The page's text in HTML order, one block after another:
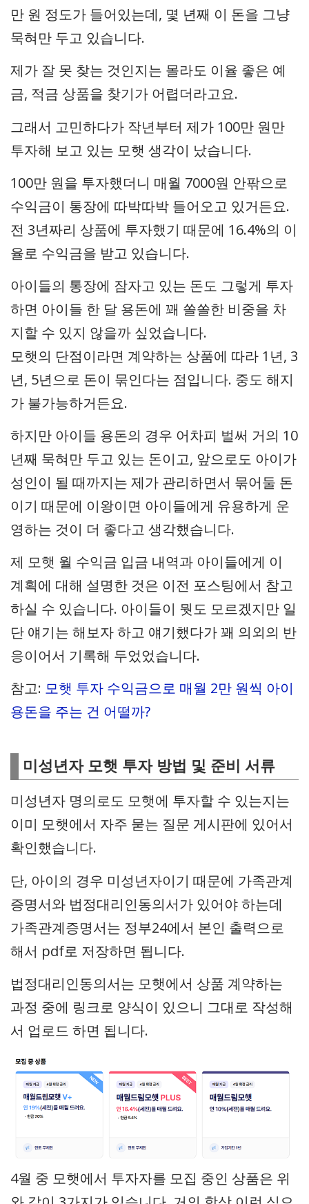
만 원 정도가 들어있는데, 몇 년째 이 돈을 그냥
묵혀만 두고 있습니다.
제가 잘 못 찾는 것인지는 몰라도 이율 좋은 예
금, 적금 상품을 찾기가 어렵더라고요.
그래서 고민하다가 작년부터 제가 100만 원만
투자해 보고 있는 모햇 생각이 났습니다.
100만 원을 투자했더니 매월 7000원 안팎으로
수익금이 통장에 따박따박 들어오고 있거든요.
전 3년짜리 상품에 투자했기 때문에 16.4%의 이
율로 수익금을 받고 있습니다.
아이들의 통장에 잠자고 있는 돈도 그렇게 투자
하면 아이들 한 달 용돈에 꽤 쏠쏠한 비중을 차
지할 수 있지 않을까 싶었습니다.
모햇의 단점이라면 계약하는 상품에 따라 1년, 3
년, 5년으로 돈이 묶인다는 점입니다. 중도 해지
가 불가능하거든요.
하지만 아이들 용돈의 경우 어차피 벌써 거의 10
년째 묵혀만 두고 있는 돈이고, 앞으로도 아이가
성인이 될 때까지는 제가 관리하면서 묶어둘 돈
이기 때문에 이왕이면 아이들에게 유용하게 운
영하는 것이 더 좋다고 생각했습니다.
제 모햇 월 수익금 입금 내역과 아이들에게 이
계획에 대해 설명한 것은 이전 포스팅에서 참고
하실 수 있습니다. 아이들이 뭣도 모르겠지만 일
단 얘기는 해보자 하고 얘기했다가 꽤 의외의 반
응이어서 기록해 두었었습니다.
참고: 모햇 투자 수익금으로 매월 2만 원씩 아이
용돈을 주는 건 어떨까?
미성년자 모햇 투자 방법 및 준비 서류
미성년자 명의로도 모햇에 투자할 수 있는지는
이미 모햇에서 자주 묻는 질문 게시판에 있어서
확인했습니다.
단, 아이의 경우 미성년자이기 때문에 가족관계
증명서와 법정대리인동의서가 있어야 하는데
가족관계증명서는 정부24에서 본인 출력으로
해서 pdf로 저장하면 됩니다.
법정대리인동의서는 모햇에서 상품 계약하는
과정 중에 링크로 양식이 있으니 그대로 작성해
서 업로드 하면 됩니다.
4월 중 모햇에서 투자자를 모집 중인 상품은 위